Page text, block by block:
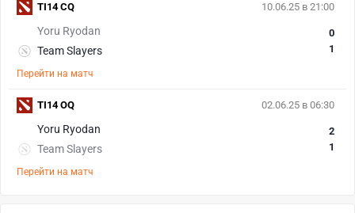
10.06.25 в 21:00
Yoru Ryodan
Team Slayers
0
1
Перейти на матч
TI14 CQ
02.06.25 в 06:30
Yoru Ryodan
Team Slayers
2
1
Перейти на матч
TI14 OQ